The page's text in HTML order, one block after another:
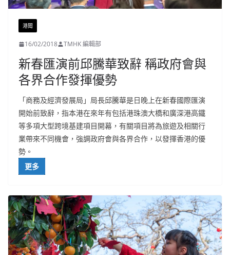
港聞
16/02/2018 TMHK 編輯部
新春匯演前邱騰華致辭 稱政府會與
各界合作發揮優勢
「商務及經濟發展局」局長邱騰華是日晚上在新春國際匯演
開始前致辭，指本港在來年有包括港珠澳大橋和廣深港高鐵
等多項大型跨境基建項目開幕，有關項目將為旅遊及相關行
業帶來不同機會，強調政府會與各界合作，以發揮香港的優
勢。
更多